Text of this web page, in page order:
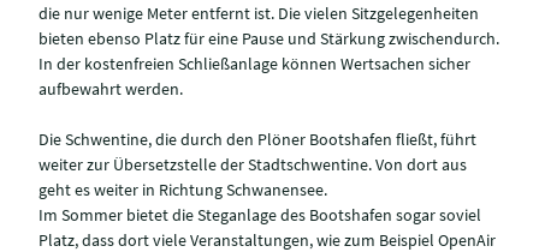
die nur wenige Meter entfernt ist. Die vielen Sitzgelegenheiten
bieten ebenso Platz für eine Pause und Stärkung zwischendurch.
In der kostenfreien Schließanlage können Wertsachen sicher
aufbewahrt werden.
Die Schwentine, die durch den Plöner Bootshafen fließt, führt
weiter zur Übersetzstelle der Stadtschwentine. Von dort aus
geht es weiter in Richtung Schwanensee.
Im Sommer bietet die Steganlage des Bootshafen sogar soviel
Platz, dass dort viele Veranstaltungen, wie zum Beispiel OpenAir